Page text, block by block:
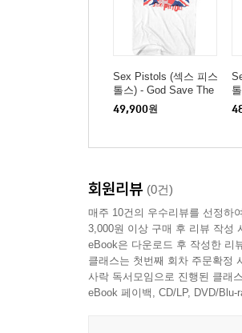
Sex Pistols (섹스 피스
톨스) - God Save The
Queen T-Shirt - 2XL W
hite
49,900원
회원리뷰 (0건)
매주 10건의 우수리뷰를 선정하
3,000원 이상 구매 후 리뷰 작성
eBook은 다운로드 후 작성한 리
클래스는 첫번째 회차 주문확정
사락 독서모임으로 진행된 클래
eBook 페이백, CD/LP, DVD/